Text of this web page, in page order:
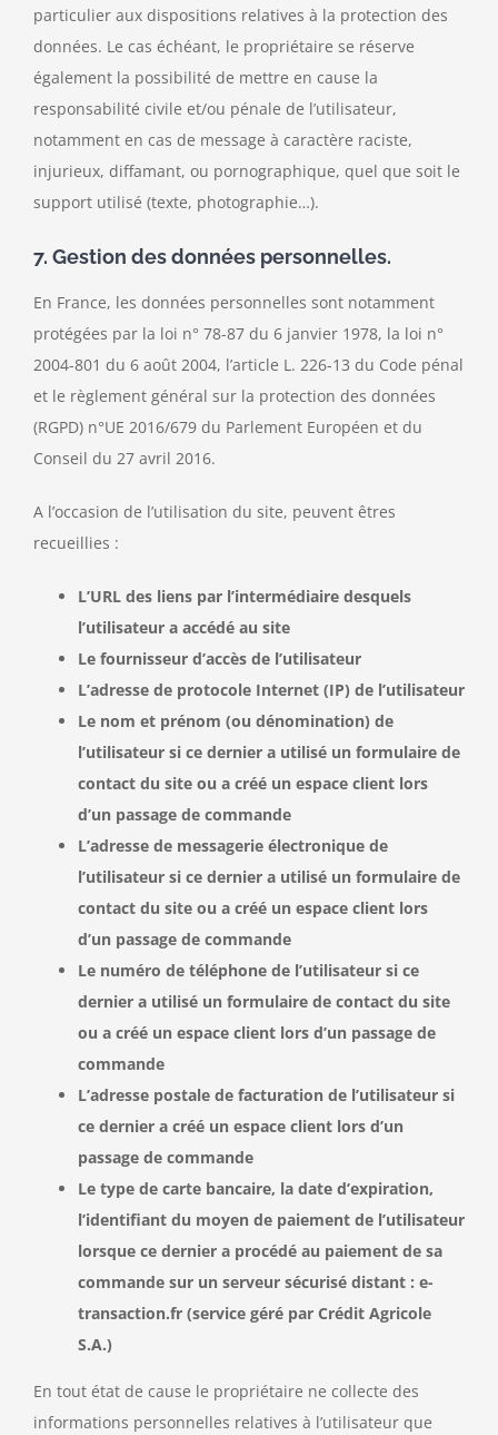
particulier aux dispositions relatives à la protection des
données. Le cas échéant, le propriétaire se réserve
également la possibilité de mettre en cause la
responsabilité civile et/ou pénale de l’utilisateur,
notamment en cas de message à caractère raciste,
injurieux, diffamant, ou pornographique, quel que soit le
support utilisé (texte, photographie…).
7. Gestion des données personnelles.
En France, les données personnelles sont notamment
protégées par la loi n° 78-87 du 6 janvier 1978, la loi n°
2004-801 du 6 août 2004, l’article L. 226-13 du Code pénal
et le règlement général sur la protection des données
(RGPD) n°UE 2016/679 du Parlement Européen et du
Conseil du 27 avril 2016.
A l’occasion de l’utilisation du site, peuvent êtres
recueillies :
L’URL des liens par l’intermédiaire desquels
l’utilisateur a accédé au site
Le fournisseur d’accès de l’utilisateur
L’adresse de protocole Internet (IP) de l’utilisateur
Le nom et prénom (ou dénomination) de
l’utilisateur si ce dernier a utilisé un formulaire de
contact du site ou a créé un espace client lors
d’un passage de commande
L’adresse de messagerie électronique de
l’utilisateur si ce dernier a utilisé un formulaire de
contact du site ou a créé un espace client lors
d’un passage de commande
Le numéro de téléphone de l’utilisateur si ce
dernier a utilisé un formulaire de contact du site
ou a créé un espace client lors d’un passage de
commande
L’adresse postale de facturation de l’utilisateur si
ce dernier a créé un espace client lors d’un
passage de commande
Le type de carte bancaire, la date d’expiration,
l’identifiant du moyen de paiement de l’utilisateur
lorsque ce dernier a procédé au paiement de sa
commande sur un serveur sécurisé distant : e-
transaction.fr (service géré par Crédit Agricole
S.A.)
En tout état de cause le propriétaire ne collecte des
informations personnelles relatives à l’utilisateur que